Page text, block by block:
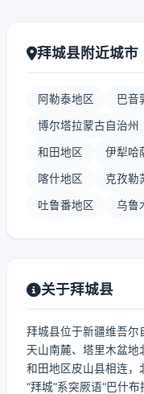
拜城县附近城市
阿勒泰地区 巴音
博尔塔拉蒙古自治州
和田地区 伊犁哈
喀什地区 克孜勒
吐鲁番地区 乌鲁
关于拜城县
拜城县位于新疆维吾尔
天山南麓、塔里木盆地
和田地区皮山县相连，
“拜城”系突厥语“巴什布